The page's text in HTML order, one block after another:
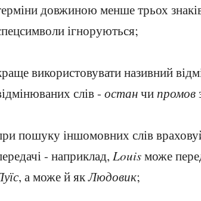
довжиною менше трьох
ігноруються;
використовувати називний
слів - останчипромов
пошуку іншомовних слів
- наприклад, Louisможе
, а може й якЛюдовик;